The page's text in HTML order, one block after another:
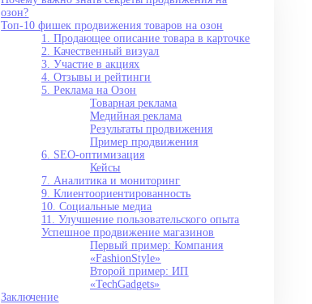
озон?
Топ-10 фишек продвижения товаров на озон
1. Продающее описание товара в карточке
2. Качественный визуал
3. Участие в акциях
4. Отзывы и рейтинги
5. Реклама на Озон
Товарная реклама
Медийная реклама
Результаты продвижения
Пример продвижения
6. SEO-оптимизация
Кейсы
7. Аналитика и мониторинг
9. Клиентоориентированность
10. Социальные медиа
11. Улучшение пользовательского опыта
Успешное продвижение магазинов
Первый пример: Компания
«‎FashionStyle»‎‎
Второй пример: ИП
«‎TechGadgets»‎‎
Заключение